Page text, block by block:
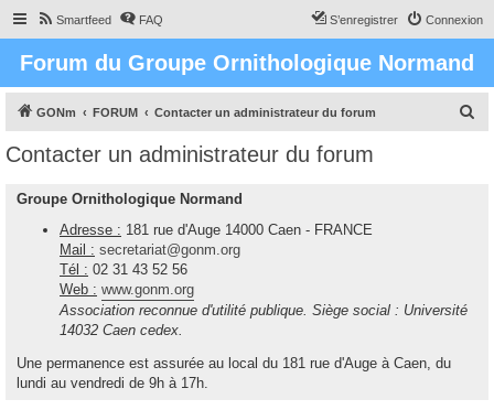
Smartfeed FAQ Connexion
S’enregistrer
Forum du Groupe Ornithologique Normand
GONm FORUM Contacter un administrateur du forum
Contacter un administrateur du forum
Groupe Ornithologique Normand
Adresse : 181 rue d'Auge 14000 Caen - FRANCE
Mail : secretariat@gonm.org
Tél : 02 31 43 52 56
Web : www.gonm.org
Association reconnue d'utilité publique. Siège social : Université
14032 Caen cedex.
Une permanence est assurée au local du 181 rue d'Auge à Caen, du
lundi au vendredi de 9h à 17h.